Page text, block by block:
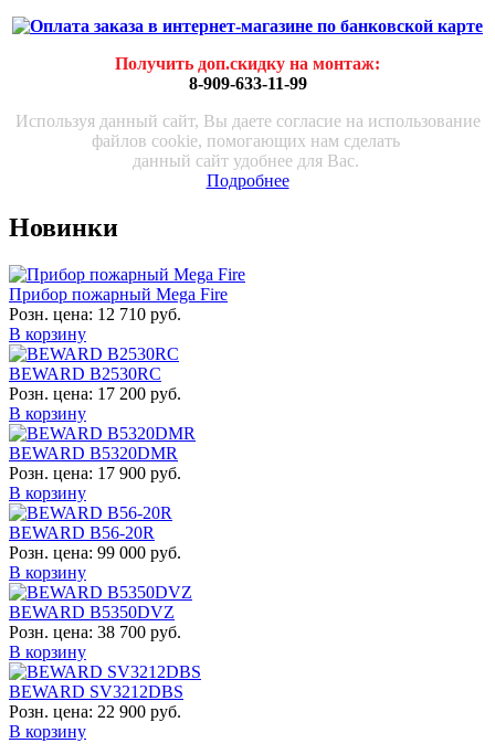
Получить доп.скидку на монтаж:
8-909-633-11-99
Используя данный сайт, Вы даете согласие на использование
файлов cookie, помогающих нам сделать
данный сайт удобнее для Вас.
Подробнее
Новинки
Прибор пожарный Mega Fire
Розн. цена: 12 710 руб.
В корзину
BEWARD B2530RC
Розн. цена: 17 200 руб.
В корзину
BEWARD B5320DMR
Розн. цена: 17 900 руб.
В корзину
BEWARD B56-20R
Розн. цена: 99 000 руб.
В корзину
BEWARD B5350DVZ
Розн. цена: 38 700 руб.
В корзину
BEWARD SV3212DBS
Розн. цена: 22 900 руб.
В корзину